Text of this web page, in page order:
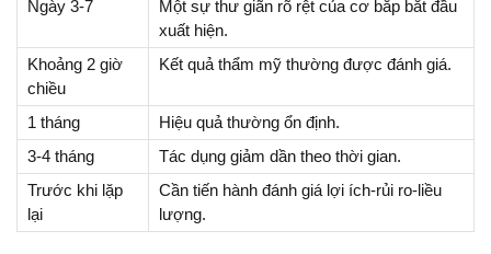
Ngày 3-7
Một sự thư giãn rõ rệt của cơ bắp bắt đầu
xuất hiện.
Khoảng 2 giờ
chiều
Kết quả thẩm mỹ thường được đánh giá.
1 tháng
Hiệu quả thường ổn định.
3-4 tháng
Tác dụng giảm dần theo thời gian.
Trước khi lặp
lại
Cần tiến hành đánh giá lợi ích-rủi ro-liều
lượng.